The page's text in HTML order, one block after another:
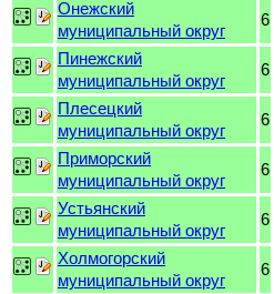
Онежский
муниципальный округ
6
Пинежский
муниципальный округ
6
Плесецкий
муниципальный округ
6
Приморский
муниципальный округ
6
Устьянский
муниципальный округ
6
Холмогорский
муниципальный округ
6